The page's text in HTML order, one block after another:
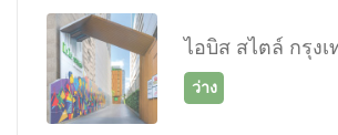
ไอบิส สไตล์ กรุง